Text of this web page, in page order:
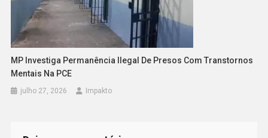
MP Investiga Permanência Ilegal De Presos Com Transtornos
Mentais Na PCE
julho 27, 2026 Impakto